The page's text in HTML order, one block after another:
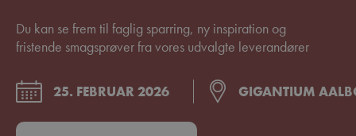
Du kan se frem til faglig sparring, ny inspiration og
fristende smagsprøver fra vores udvalgte leverandører
25. FEBRUAR 2026 GIGANTIUM